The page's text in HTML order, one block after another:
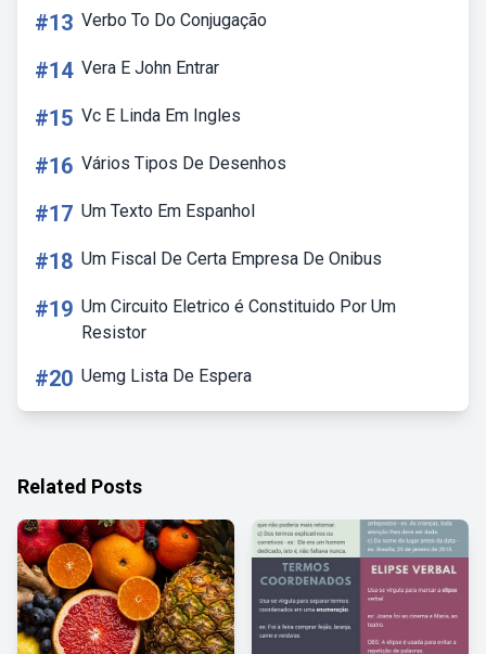
#13 Verbo To Do Conjugação
#14 Vera E John Entrar
#15 Vc E Linda Em Ingles
#16 Vários Tipos De Desenhos
#17 Um Texto Em Espanhol
#18 Um Fiscal De Certa Empresa De Onibus
#19 Um Circuito Eletrico é Constituido Por Um
Resistor
#20 Uemg Lista De Espera
Related Posts